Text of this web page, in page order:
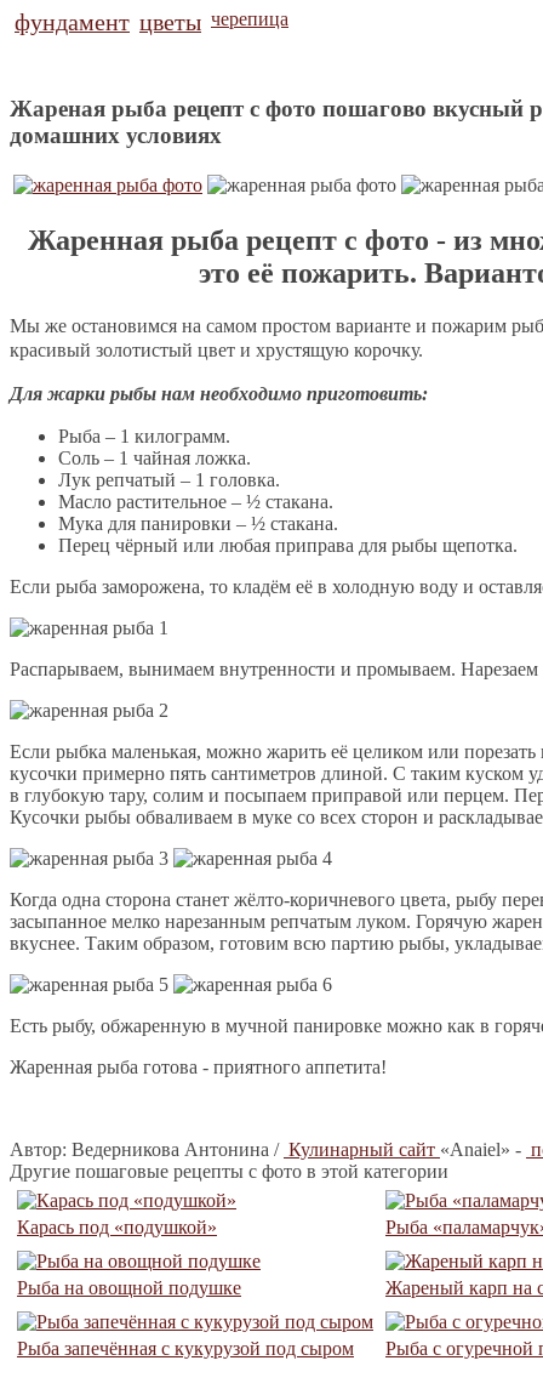
фундамент цветы черепица
Жареная рыба рецепт с фото пошагово вкусный
домашних условиях
Жаренная рыба рецепт с фото - из
это её пожарить.
Мы же остановимся на самом простом варианте и пожарим
красивый золотистый цвет и хрустящую корочку.
Для жарки рыбы нам необходимо приготовить:
Рыба – 1 килограмм.
Соль – 1 чайная ложка.
Лук репчатый – 1 головка.
Масло растительное – ½ стакана.
Мука для панировки – ½ стакана.
Перец чёрный или любая приправа для рыбы щепотка.
Если рыба заморожена, то кладём её в холодную воду и
Распарываем, вынимаем внутренности и промываем.
Если рыбка маленькая, можно жарить её целиком или
кусочки примерно пять сантиметров длиной. С таким куском
в глубокую тару, солим и посыпаем приправой или перцем.
Кусочки рыбы обваливаем в муке со всех сторон и
Когда одна сторона станет жёлто-коричневого цвета, рыбу
засыпанное мелко нарезанным репчатым луком. Горячую
вкуснее. Таким образом, готовим всю партию рыбы,
Есть рыбу, обжаренную в мучной панировке можно как в
Жаренная рыба готова - приятного аппетита!
Автор: Ведерникова Антонина / Кулинарный сайт «Anaiel» -
Другие пошаговые рецепты с фото в этой категории
Карась под «подушкой» Рыба
Рыба на овощной подушке Жареный карп на
Рыба запечённая с кукурузой под сыром Рыба с огуречной